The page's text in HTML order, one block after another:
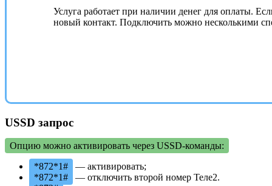
Услуга работает при наличии денег для оплаты.
новый контакт. Подключить можно несколькими
USSD запрос
Опцию можно активировать через USSD-команды:
*872*1#
— активировать;
*872*1#
— отключить второй номер Теле2.